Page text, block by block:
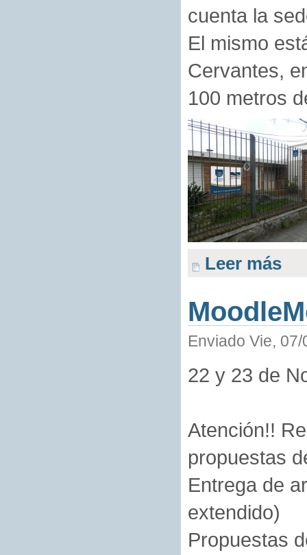
cuenta la
El mismo
Cervantes,
100 metros
Leer más
Enviado Vie,
22 y 23 de
Atención!!
propuestas
Entrega de
extendido)
Propuestas